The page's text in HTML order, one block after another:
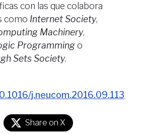
con las que colabora
como Internet Society,
Machinery,
Programmingo
Sets Society.
j.neucom.2016.09.113
Share on X